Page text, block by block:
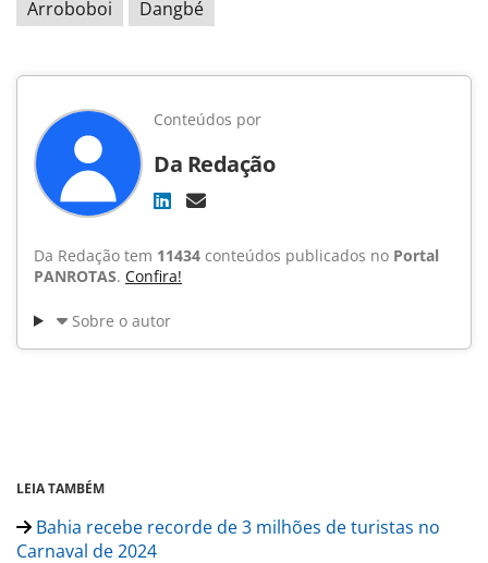
Arroboboi
Dangbé
Conteúdos por
Da Redação
Da Redação tem 11434 conteúdos publicados no Portal
PANROTAS. Confira!
Sobre o autor
LEIA TAMBÉM
Bahia recebe recorde de 3 milhões de turistas no
Carnaval de 2024